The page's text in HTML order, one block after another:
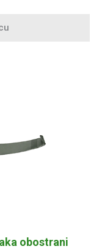
obostrani